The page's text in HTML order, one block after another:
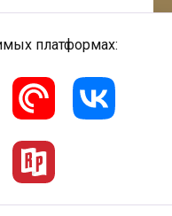
платформах: